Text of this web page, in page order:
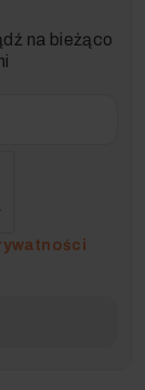
na bieżąco